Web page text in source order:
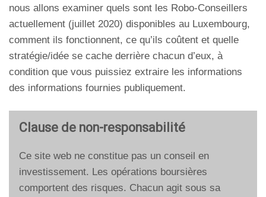
nous allons examiner quels sont les Robo-Conseillers
actuellement (juillet 2020) disponibles au Luxembourg,
comment ils fonctionnent, ce qu’ils coûtent et quelle
stratégie/idée se cache derrière chacun d’eux, à
condition que vous puissiez extraire les informations
des informations fournies publiquement.
Clause de non-responsabilité
Ce site web ne constitue pas un conseil en
investissement. Les opérations boursières
comportent des risques. Chacun agit sous sa